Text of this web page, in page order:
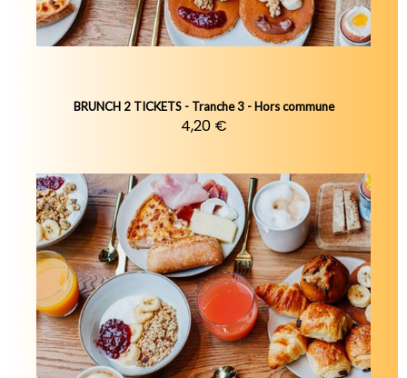
BRUNCH 2 TICKETS - Tranche 3 - Hors commune
4,20 €